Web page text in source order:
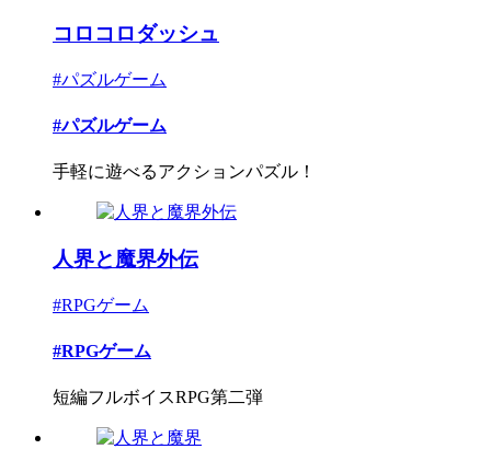
コロコロダッシュ
#パズルゲーム
#パズルゲーム
手軽に遊べるアクションパズル！
人界と魔界外伝
#RPGゲーム
#RPGゲーム
短編フルボイスRPG第二弾